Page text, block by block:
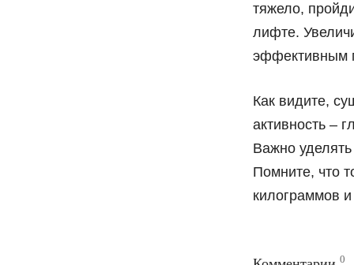
тяжело,
лифте.
эффективным
Как видите,
активность –
Важно
Помните, что
килограммов
0